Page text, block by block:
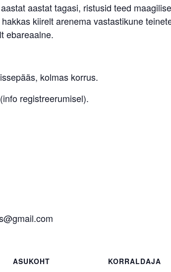
aastat tagasi, ristusid teed
kiirelt arenema vastastikune
ebareaalne.
kolmas korrus.
registreerumisel).
ASUKOHT
KORRALDAJA